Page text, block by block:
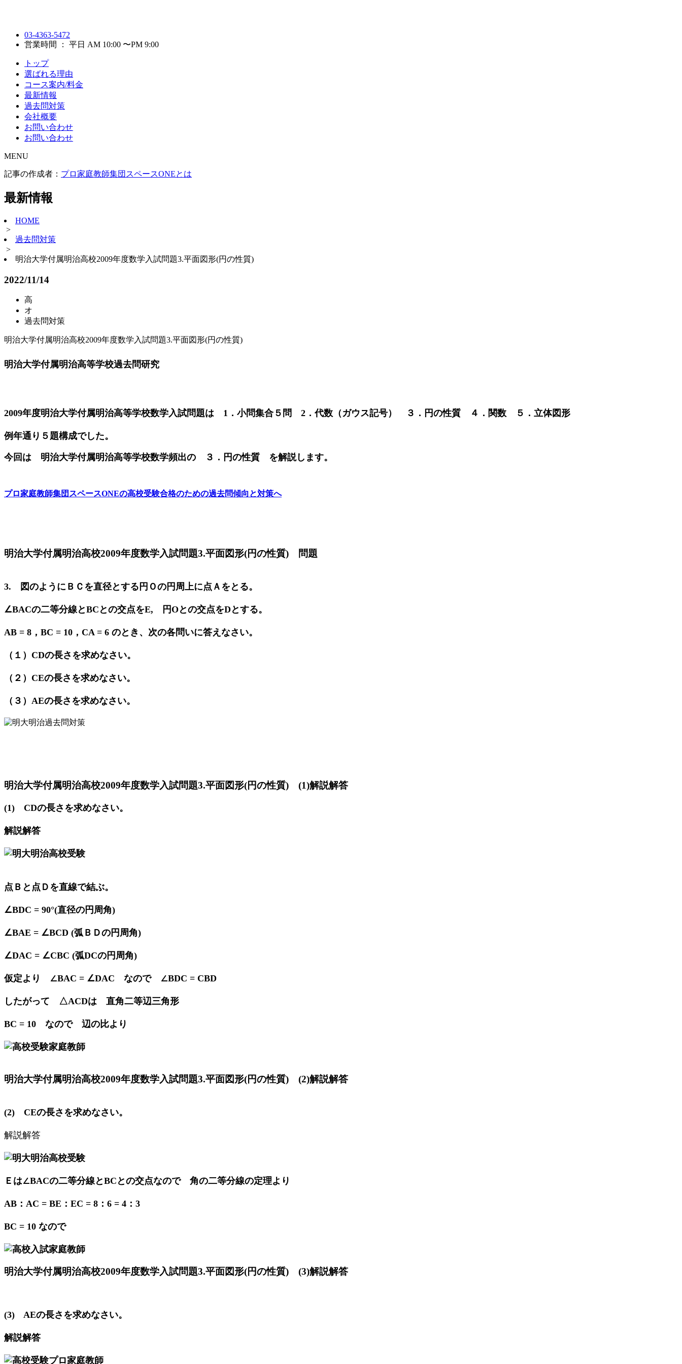
03-4363-5472
営業時間 ： 平日 AM 10:00 〜PM 9:00
トップ
選ばれる理由
コース案内/料金
最新情報
過去問対策
会社概要
お問い合わせ
お問い合わせ
MENU
記事の作成者： プロ家庭教師集団スペースONEとは
最新情報
HOME
>
過去問対策
>
明治大学付属明治高校2009年度数学入試問題3.平面図形(円の性質)
2022/11/14
高
オ
過去問対策
明治大学付属明治高校2009年度数学入試問題3.平面図形(円の性質)
明治大学付属明治高等学校過去問研究
2009年度明治大学付属明治高等学校数学入試問題は 1．小問集合５問 2．代数（ガウス記号） ３．円の性質 ４．関数 ５．立体図形
例年通り５題構成でした。
今回は 明治大学付属明治高等学校数学頻出の ３．円の性質 を解説します。
プロ家庭教師集団スペースONEの高校受験合格のための過去問傾向と対策へ
明治大学付属明治高校2009年度数学入試問題3.平面図形(円の性質) 問題
3. 図のようにＢＣを直径とする円Ｏの円周上に点Ａをとる。
∠BACの二等分線とBCとの交点をE, 円Oとの交点をDとする。
AB = 8，BC = 10，CA = 6 のとき、次の各問いに答えなさい。
（１）CDの長さを求めなさい。
（２）CEの長さを求めなさい。
（３）AEの長さを求めなさい。
明治大学付属明治高校2009年度数学入試問題3.平面図形(円の性質) (1)解説解答
(1) CDの長さを求めなさい。
解説解答
点Ｂと点Ｄを直線で結ぶ。
∠BDC = 90°(直径の円周角)
∠BAE = ∠BCD (弧ＢＤの円周角)
∠DAC = ∠CBC (弧DCの円周角)
仮定より ∠BAC = ∠DAC なので ∠BDC = CBD
したがって △ACDは 直角二等辺三角形
BC = 10 なので 辺の比より
明治大学付属明治高校2009年度数学入試問題3.平面図形(円の性質) (2)解説解答
(2) CEの長さを求めなさい。
解説解答
Ｅは∠BACの二等分線とBCとの交点なので 角の二等分線の定理より
AB：AC = BE：EC = 8：6 = 4：3
BC = 10 なので
明治大学付属明治高校2009年度数学入試問題3.平面図形(円の性質) (3)解説解答
(3) AEの長さを求めなさい。
解説解答